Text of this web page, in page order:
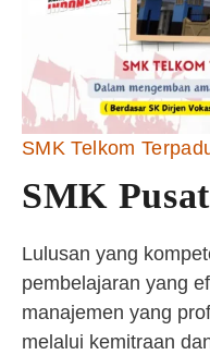
SMK Telkom
SMK
Lulusan yang
pembelajaran yang
manajemen yang
melalui kemitraan